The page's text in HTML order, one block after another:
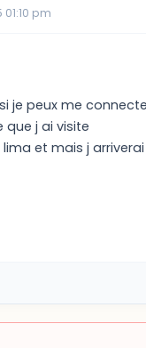
pm
je peux me
que j ai visite
et mais j